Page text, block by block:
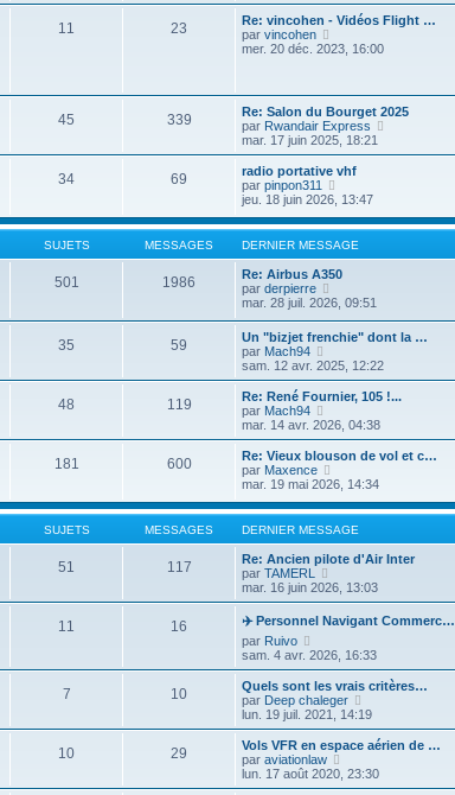
m
e
s
e
n
r
s
s
a
g
e
e
d
e
r
e
r
m
e
s
s
11 23
Re: vincohen - Vidéos Flight …
par vincohen
o
e
d
e
r
e
r
m
e
s
s
a
e
mer. 20 déc. 2023, 16:00
45 339
Re: Salon du Bourget 2025
par Rwandair Express
i
e
e
s
g
e
mar. 17 juin 2025, 18:21
34 69
radio portative vhf
par pinpon311
o
r
l
d
e
n
i
e
m
e
s
a
g
e
jeu. 18 juin 2026, 13:47
SUJETS MESSAGES DERNIER MESSAGE
501 1986
Re: Airbus A350
par derpierre
o
l
e
d
e
r
i
e
r
e
s
s
a
g
e
mar. 28 juil. 2026, 09:51
35 59
Un "bizjet frenchie" dont la …
par Mach94
o
i
r
e
r
n
i
e
r
m
e
s
a
g
e
sam. 12 avr. 2025, 12:22
48 119
Re: René Fournier, 105 !...
par Mach94
o
i
r
l
e
e
r
n
i
e
r
m
e
s
a
mar. 14 avr. 2026, 04:38
181 600
Re: Vieux blouson de vol et c…
par Maxence
o
r
l
d
e
r
n
e
m
e
s
s
a
g
mar. 19 mai 2026, 14:34
SUJETS MESSAGES DERNIER MESSAGE
51 117
Re: Ancien pilote d'Air Inter
par TAMERL
o
i
l
d
e
r
n
e
r
m
e
s
mar. 16 juin 2026, 13:03
11 16
✈️ Personnel Navigant Commerc…
par Ruivo
o
i
r
l
e
r
n
i
sam. 4 avr. 2026, 16:33
7 10
Quels sont les vrais critères…
par Deep chaleger
o
i
r
e
lun. 19 juil. 2021, 14:19
10 29
Vols VFR en espace aérien de …
par aviationlaw
o
i
lun. 17 août 2020, 23:30